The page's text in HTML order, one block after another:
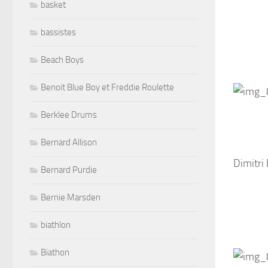
Dimitri
basket
bassistes
Beach Boys
Benoit Blue Boy et Freddie Roulette
Berklee Drums
Bernard Allison
Bernard Purdie
Bernie Marsden
biathlon
Biathon